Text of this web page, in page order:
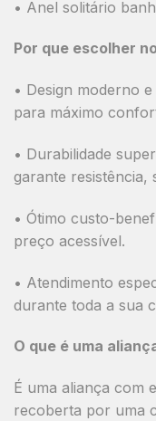
• Anel solitário
Por que escolher
• Design moderno
para máximo
• Durabilidade
garante resistência,
• Ótimo custo-
preço acessível.
• Atendimento
durante toda a sua
O que é uma
É uma aliança com
recoberta por uma